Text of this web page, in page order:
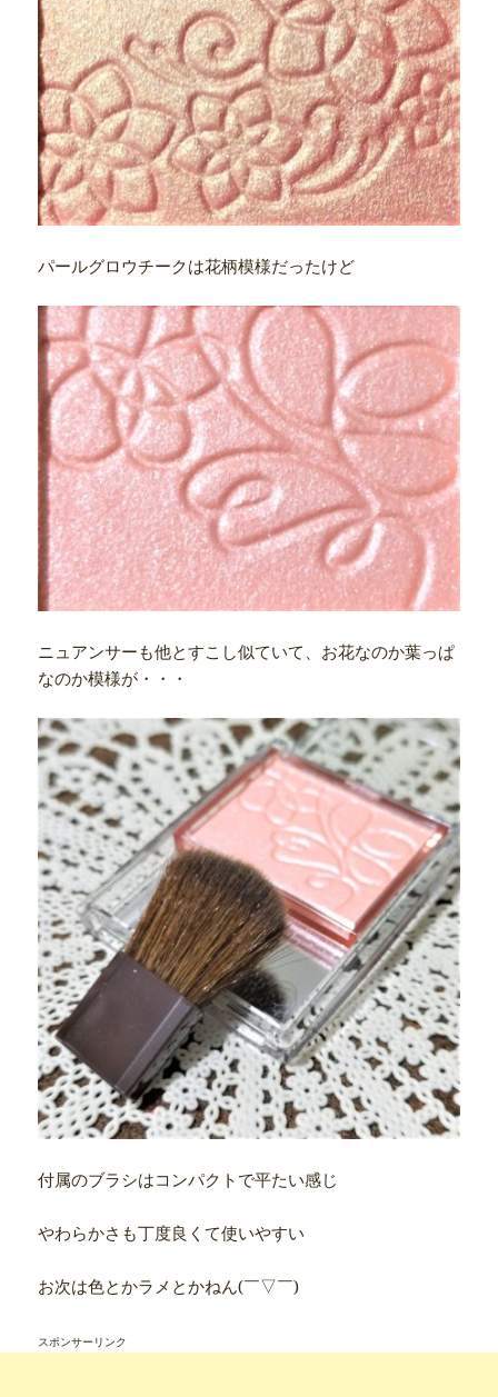
パールグロウチークは花柄模様だったけど
ニュアンサーも他とすこし似ていて、お花なのか葉っぱ
なのか模様が・・・
付属のブラシはコンパクトで平たい感じ
やわらかさも丁度良くて使いやすい
お次は色とかラメとかねん(￣▽￣)
スポンサーリンク